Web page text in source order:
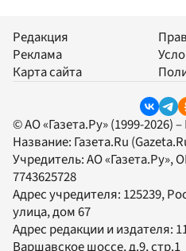
Редакция
Реклама
Карта сайта
© АО «Газета.Ру» (1999-2026)
Название: Газета.Ru
Учредитель:АО «Газета.Ру»,
7743625728
Адрес учредителя: 125239,
улица, дом 67
Адрес редакции и издателя:
Варшавское шоссе, д.9, стр.1